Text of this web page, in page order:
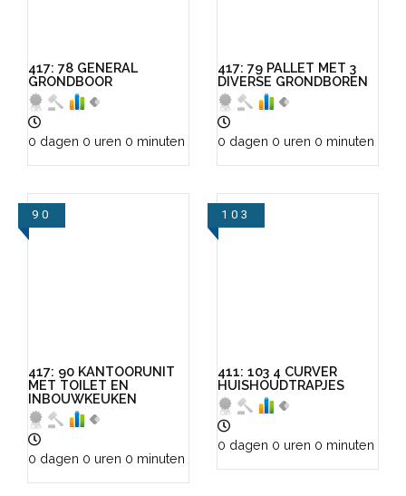
417: 78 GENERAL
GRONDBOOR
0 dagen 0 uren 0 minuten
417: 79 PALLET MET 3
DIVERSE GRONDBOREN
0 dagen 0 uren 0 minuten
90
417: 90 KANTOORUNIT
MET TOILET EN
INBOUWKEUKEN
0 dagen 0 uren 0 minuten
103
411: 103 4 CURVER
HUISHOUDTRAPJES
0 dagen 0 uren 0 minuten